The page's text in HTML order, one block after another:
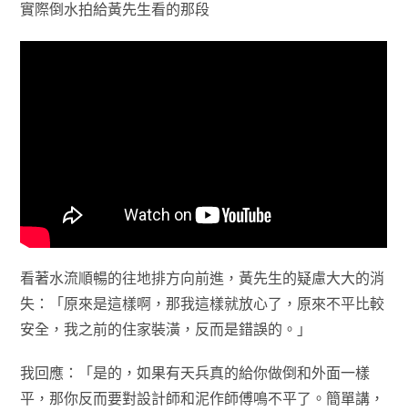
實際倒水拍給黃先生看的那段
看著水流順暢的往地排方向前進，黃先生的疑慮大大的消
失：「原來是這樣啊，那我這樣就放心了，原來不平比較
安全，我之前的住家裝潢，反而是錯誤的。」
我回應：「是的，如果有天兵真的給你做倒和外面一樣
平，那你反而要對設計師和泥作師傅鳴不平了。簡單講，